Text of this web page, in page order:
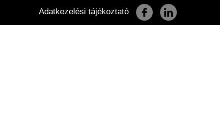
Adatkezelési tájékoztató